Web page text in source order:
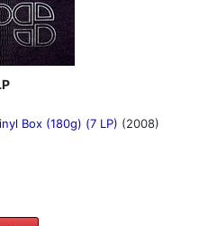
Box (180g) (7 LP) (2008)